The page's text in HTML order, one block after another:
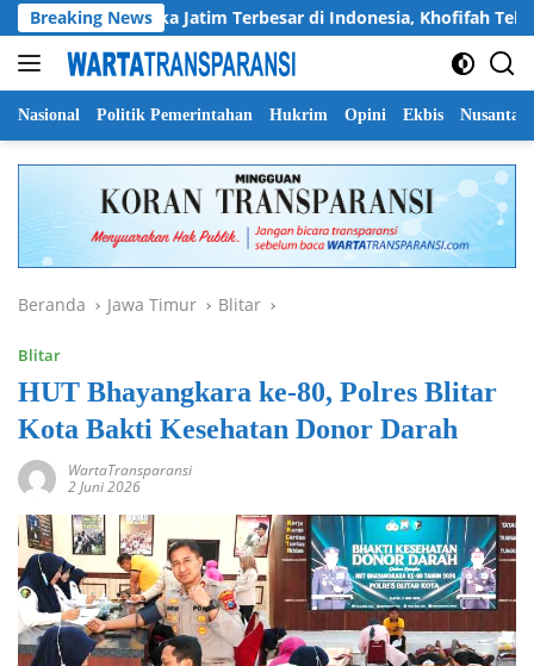
Langsung
ke
konten
Breaking News
Pramuka Jatim Terbesar di Indonesia, Khofifah Tekankan
Nasional Politik Pemerintahan Hukrim Opini Ekbis Nusantara
Beranda Jawa Timur Blitar
Blitar
HUT Bhayangkara ke-80, Polres Blitar
Kota Bakti Kesehatan Donor Darah
WartaTransparansi
2 Juni 2026